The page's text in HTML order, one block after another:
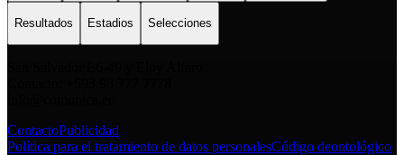
Resultados Estadios Selecciones
ContactoPublicidad
Política para el tratamiento de datos personalesCódigo deontológico